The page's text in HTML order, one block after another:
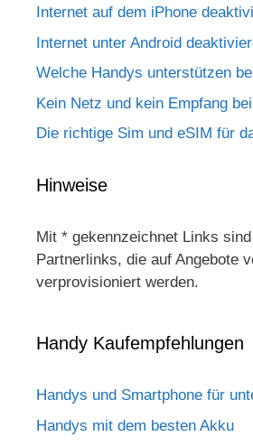
Internet auf dem iPhone
Internet unter Android
Welche Handys unterstützen
Kein Netz und kein Empfang
Die richtige Sim und eSIM für
Hinweise
Mit * gekennzeichnet Links sind
Partnerlinks, die auf Angebote
verprovisioniert werden.
Handy Kaufempfehlungen
Handys und Smartphone für
Handys mit dem besten Akku